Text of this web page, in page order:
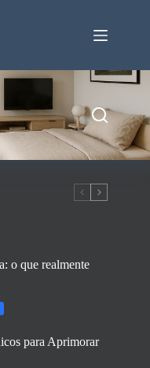
o que realmente
para Aprimorar